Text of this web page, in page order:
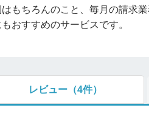
もちろんのこと、毎月の請求
おすすめのサービスです。
レビュー （4件）